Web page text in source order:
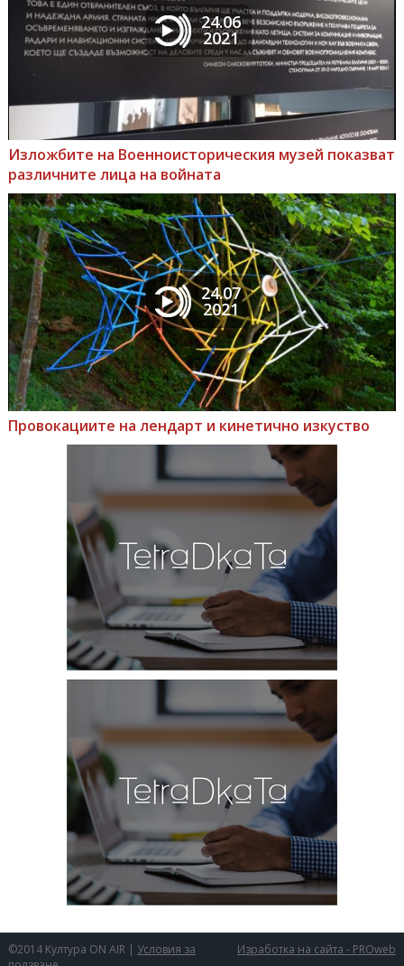
24.06
2021
Изложбите на Военноисторическия музей показват
различните лица на войната
24.07
2021
Провокациите на лендарт и кинетично изкуство
Изработка на сайта - PROweb
©2014 Култура ON AIR | Условия за